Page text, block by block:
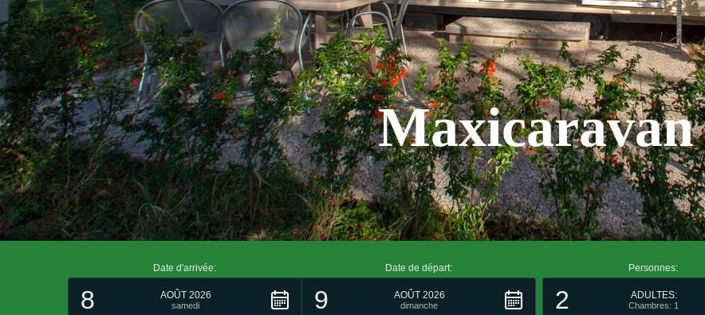
Maxicaravan
Date d'arrivée:
8 AOÛT 2026
samedi
Date de départ:
9 AOÛT 2026
dimanche
Personnes:
2 ADULTES:
Chambres: 1